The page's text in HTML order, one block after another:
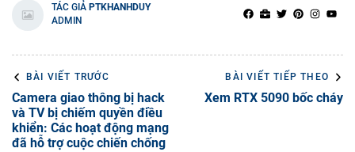
TÁC GIẢ PTKHANHDUY
ADMIN
BÀI VIẾT TRƯỚC
Camera giao thông bị hack
và TV bị chiếm quyền điều
khiển: Các hoạt động mạng
đã hỗ trợ cuộc chiến chống
BÀI VIẾT TIẾP THEO
Xem RTX 5090 bốc cháy